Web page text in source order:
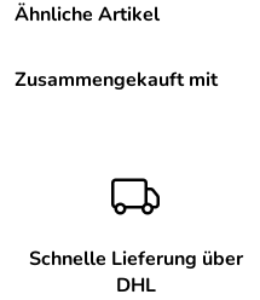
Ähnliche Artikel
Zusammengekauft mit
Schnelle Lieferung über
DHL